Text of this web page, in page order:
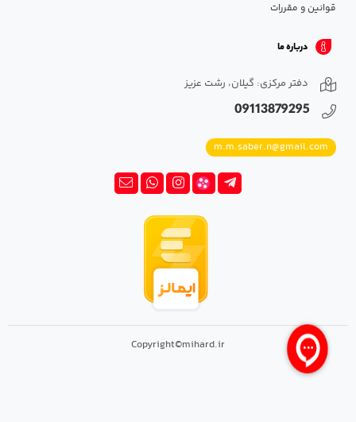
قوانین و مقررات
درباره ما
دفتر مرکزی: گیلان، رشت عزیز
09113879295
m.m.saber.n@gmail.com
Copyright©mihard.ir